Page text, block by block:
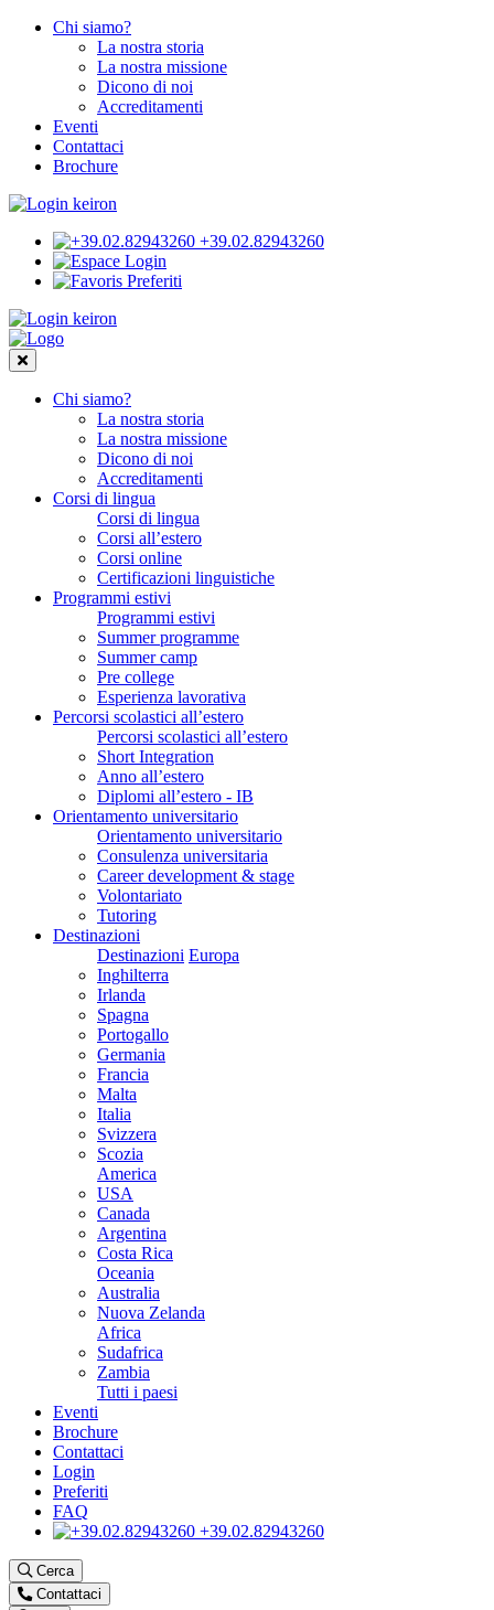
Chi siamo?
La nostra storia
La nostra missione
Dicono di noi
Accreditamenti
Eventi
Contattaci
Brochure
+39.02.82943260
Login
Preferiti
Chi siamo?
La nostra storia
La nostra missione
Dicono di noi
Accreditamenti
Corsi di lingua
Corsi di lingua
Corsi all’estero
Corsi online
Certificazioni linguistiche
Programmi estivi
Programmi estivi
Summer programme
Summer camp
Pre college
Esperienza lavorativa
Percorsi scolastici all’estero
Percorsi scolastici all’estero
Short Integration
Anno all’estero
Diplomi all’estero - IB
Orientamento universitario
Orientamento universitario
Consulenza universitaria
Career development & stage
Volontariato
Tutoring
Destinazioni
Destinazioni Europa
Inghilterra
Irlanda
Spagna
Portogallo
Germania
Francia
Malta
Italia
Svizzera
Scozia
America
USA
Canada
Argentina
Costa Rica
Oceania
Australia
Nuova Zelanda
Africa
Sudafrica
Zambia
Tutti i paesi
Eventi
Brochure
Contattaci
Login
Preferiti
FAQ
+39.02.82943260
Cerca
Contattaci